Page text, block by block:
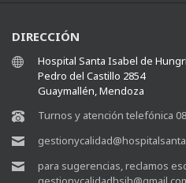
DIRECCIÓN
Hospital Santa Isabel de
Pedro del Castillo 2854
Guaymallén, Mendoza
Turnos y atención telefónica
para sugerencias, reclamos